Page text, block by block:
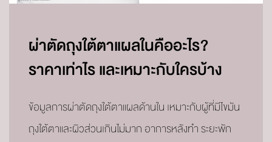
ผ่าตัดถุงใต้ตาแผลในคืออะไร?
ราคาเท่าไร และเหมาะกับใครบ้าง
ข้อมูลการผ่าตัดถุงใต้ตาแผลด้านใน เหมาะกับผู้ที่มีไขมัน
ถุงใต้ตาและผิวส่วนเกินไม่มาก อาการหลังทำ ระยะพัก